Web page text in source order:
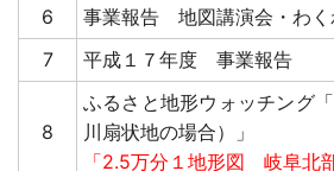
6
事業報告 地図講演会・わく
7
平成１７年度 事業報告
8
ふるさと地形ウォッチング
川扇状地の場合）」
「2.5万分１地形図 岐阜北部